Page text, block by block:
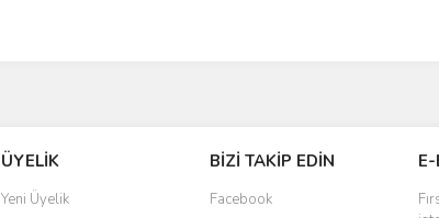
ÜYELİK
Yeni Üyelik
BİZİ TAKİP EDİN
Facebook